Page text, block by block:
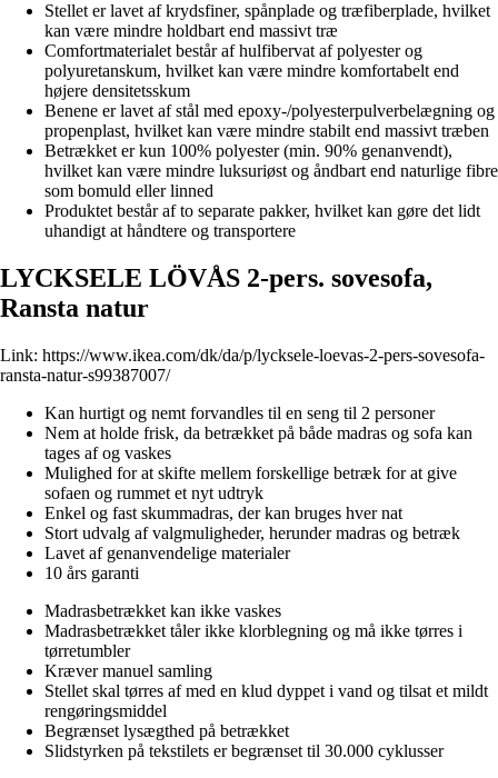
Stellet er lavet af krydsfiner, spånplade og træfiberplade, hvilket
kan være mindre holdbart end massivt træ
Comfortmaterialet består af hulfibervat af polyester og
polyuretanskum, hvilket kan være mindre komfortabelt end
højere densitetsskum
Benene er lavet af stål med epoxy-/polyesterpulverbelægning og
propenplast, hvilket kan være mindre stabilt end massivt træben
Betrækket er kun 100% polyester (min. 90% genanvendt),
hvilket kan være mindre luksuriøst og åndbart end naturlige fibre
som bomuld eller linned
Produktet består af to separate pakker, hvilket kan gøre det lidt
uhandigt at håndtere og transportere
LYCKSELE LÖVÅS 2-pers. sovesofa,
Ransta natur
Link: https://www.ikea.com/dk/da/p/lycksele-loevas-2-pers-sovesofa-
ransta-natur-s99387007/
Kan hurtigt og nemt forvandles til en seng til 2 personer
Nem at holde frisk, da betrækket på både madras og sofa kan
tages af og vaskes
Mulighed for at skifte mellem forskellige betræk for at give
sofaen og rummet et nyt udtryk
Enkel og fast skummadras, der kan bruges hver nat
Stort udvalg af valgmuligheder, herunder madras og betræk
Lavet af genanvendelige materialer
10 års garanti
Madrasbetrækket kan ikke vaskes
Madrasbetrækket tåler ikke klorblegning og må ikke tørres i
tørretumbler
Kræver manuel samling
Stellet skal tørres af med en klud dyppet i vand og tilsat et mildt
rengøringsmiddel
Begrænset lysægthed på betrækket
Slidstyrken på tekstilets er begrænset til 30.000 cyklusser